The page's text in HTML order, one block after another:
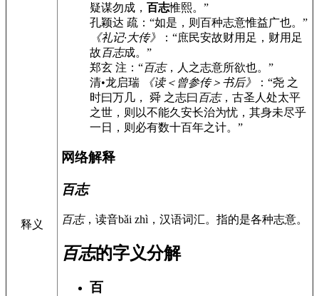
释义
疑谋勿成， 百志惟熙。”
孔颖达 疏：“如是，则百种志意惟益广也。”
《礼记·大传》
：“庶民安故财用足，财用足
故 百志成。”
郑玄 注：“百志，人之志意所欲也。”
清•龙启瑞
《读＜曾参传＞书后》
：“尧 之
时曰万几， 舜 之志曰 百志，古圣人处太平
之世，则以不能久安长治为忧，其身未尽乎
一日，则必有数十百年之计。”
网络解释
百志
百志，读音bǎi zhì，汉语词汇。指的是各种志意。
百志的字义分解
百